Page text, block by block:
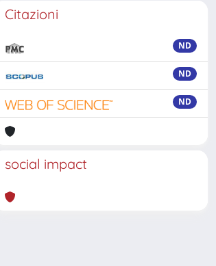
Citazioni
ND
ND
ND
social impact